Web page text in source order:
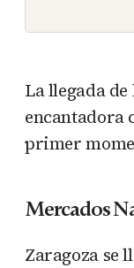
La llegada
encantadora
primer
Mercados
Zaragoza se